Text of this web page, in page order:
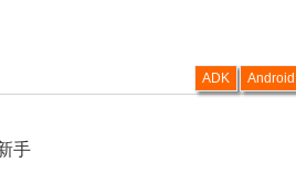
ADK Android
手